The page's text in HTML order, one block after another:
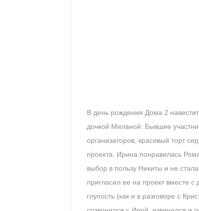
В день рождения Дома 2
дочкой Миланой. Бывшие
организаторов, красивый торт
проекта. Ирина понравилась
выбор в пользу Никиты и не
пригласил ее на проект вместе
глупость (как и в разговоре с